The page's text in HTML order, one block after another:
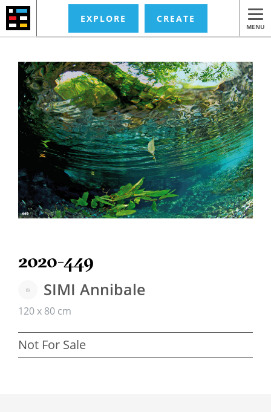
EXPLORE CREATE
MENU
2020-449
SIMI Annibale
120 x 80 cm
Not For Sale